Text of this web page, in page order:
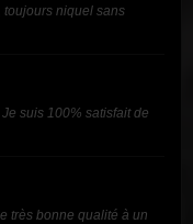
toujours niquel sans
suis 100% satisfait de
très bonne qualité à un